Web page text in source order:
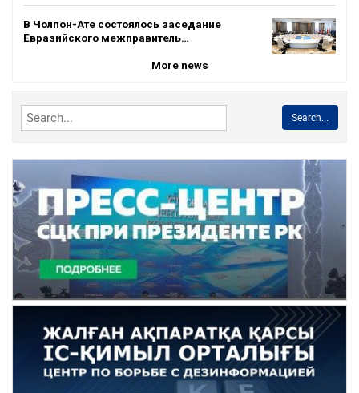
В Чолпон-Ате состоялось заседание
Евразийского межправитель…
More news
Search...